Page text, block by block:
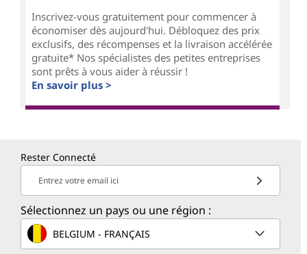
Inscrivez-vous gratuitement pour commencer à
économiser dès aujourd'hui. Débloquez des prix
exclusifs, des récompenses et la livraison accélérée
gratuite* Nos spécialistes des petites entreprises
sont prêts à vous aider à réussir !
En savoir plus >
Rester Connecté
Entrez votre email ici
Sélectionnez un pays ou une région :
BELGIUM - FRANÇAIS